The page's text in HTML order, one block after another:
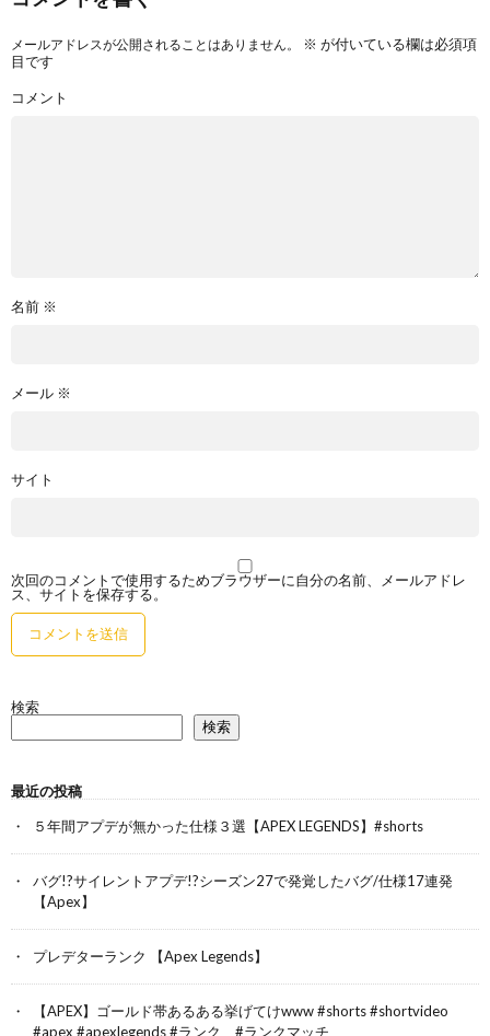
メールアドレスが公開されることはありません。 ※ が付いている欄は必須項
目です
コメント
名前 ※
メール ※
サイト
次回のコメントで使用するためブラウザーに自分の名前、メールアドレ
ス、サイトを保存する。
検索
検索
最近の投稿
５年間アプデが無かった仕様３選【APEX LEGENDS】#shorts
バグ!?サイレントアプデ!?シーズン27で発覚したバグ/仕様17連発
【Apex】
プレデターランク 【Apex Legends】
【APEX】ゴールド帯あるある挙げてけwww #shorts #shortvideo
#apex #apexlegends #ランク #ランクマッチ